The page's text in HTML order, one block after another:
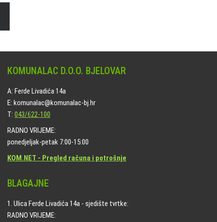
KOMUNALAC D.O.O. BJELOVAR
A: Ferde Livadića 14a
E: komunalac@komunalac-bj.hr
T: 043/622-100
RADNO VRIJEME:
ponedjeljak-petak 7:00-15:00
KOM.NET - Pregled računa i potrošnje
BLAGAJNE
1. Ulica Ferde Livadića 14a - sjedište tvrtke:
RADNO VRIJEME: